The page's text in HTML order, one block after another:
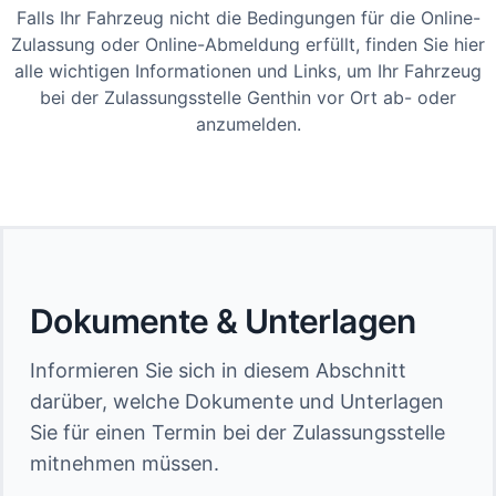
Falls Ihr Fahrzeug nicht die Bedingungen für die Online-
Zulassung oder Online-Abmeldung erfüllt, finden Sie hier
alle wichtigen Informationen und Links, um Ihr Fahrzeug
bei der Zulassungsstelle Genthin vor Ort ab- oder
anzumelden.
Dokumente & Unterlagen
Informieren Sie sich in diesem Abschnitt
darüber, welche Dokumente und Unterlagen
Sie für einen Termin bei der Zulassungsstelle
mitnehmen müssen.